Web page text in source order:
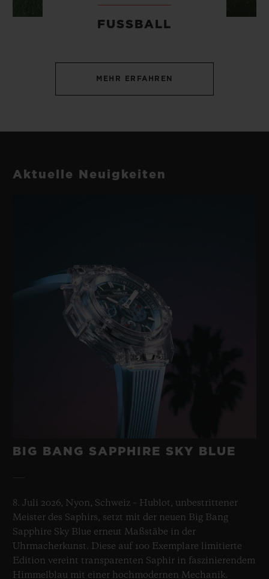
FUSSBALL
MEHR ERFAHREN
Aktuelle Neuigkeiten
BIG BANG SAPPHIRE SKY BLUE
8. Juli 2026, Nyon, Schweiz – Hublot, unbestrittener
Meister des Saphirs, setzt mit der neuen Big Bang
Sapphire Sky Blue erneut Maßstäbe in der
Uhrmacherkunst. Diese auf 100 Exemplare limitierte
Edition vereint transparenten Saphir in faszinierendem
Himmelblau mit einer hochmodernen Mechanik.